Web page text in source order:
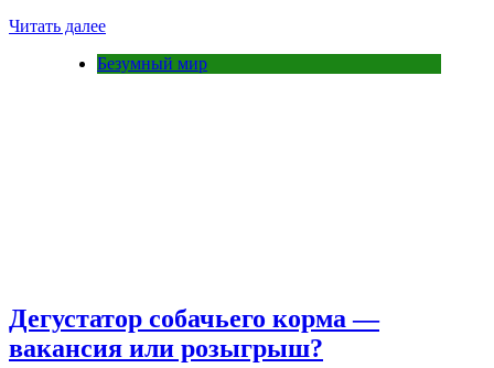
Читать далее
Безумный мир
Дегустатор собачьего корма —
вакансия или розыгрыш?